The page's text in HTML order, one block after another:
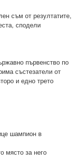
съм от резултатите,
сподели
първенство по
състезатели от
и едно трето
шампион в
място за него